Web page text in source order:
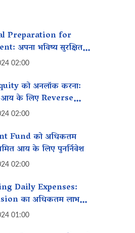
Preparation for
अपना भविष्य सुरक्षित
Tips
02:00
को अनलॉक करना:
आय के लिए Reverse
को समझना
02:00
Fund को अधिकतम
आय के लिए पुनर्निवेश
02:00
Daily Expenses:
का अधिकतम लाभ
01:00